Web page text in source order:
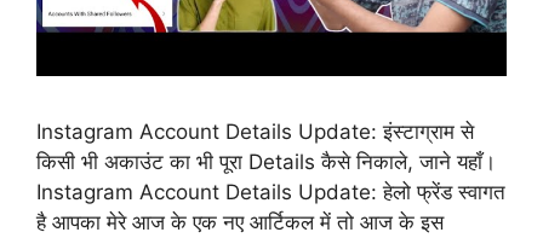
Instagram Account Details Update: इंस्टाग्राम से
किसी भी अकाउंट का भी पूरा Details कैसे निकाले, जाने यहाँ।
Instagram Account Details Update: हेलो फ्रेंड स्वागत
है आपका मेरे आज के एक नए आर्टिकल में तो आज के इस